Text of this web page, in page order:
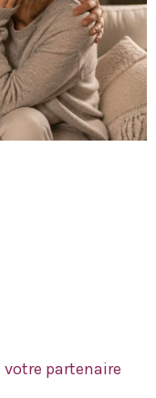
partenaire